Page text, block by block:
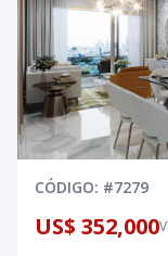
CÓDIGO: #7279
US$ 352,000